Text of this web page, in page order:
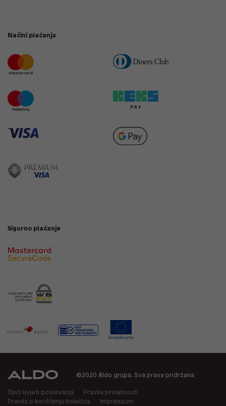
Načini plaćanja
Sigurno plaćanje
©2020 Aldo grupa. Sva prava pridržana
Opći uvjeti poslovanja
Pravila privatnosti
Pravila o korištenju kolačića
Impressum